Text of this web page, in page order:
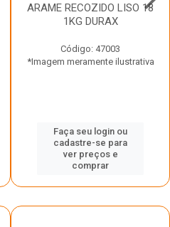
ARAME RECOZIDO LISO 18
1KG DURAX
Código: 47003
*Imagem meramente ilustrativa
Faça seu login ou
cadastre-se para
ver preços e
comprar